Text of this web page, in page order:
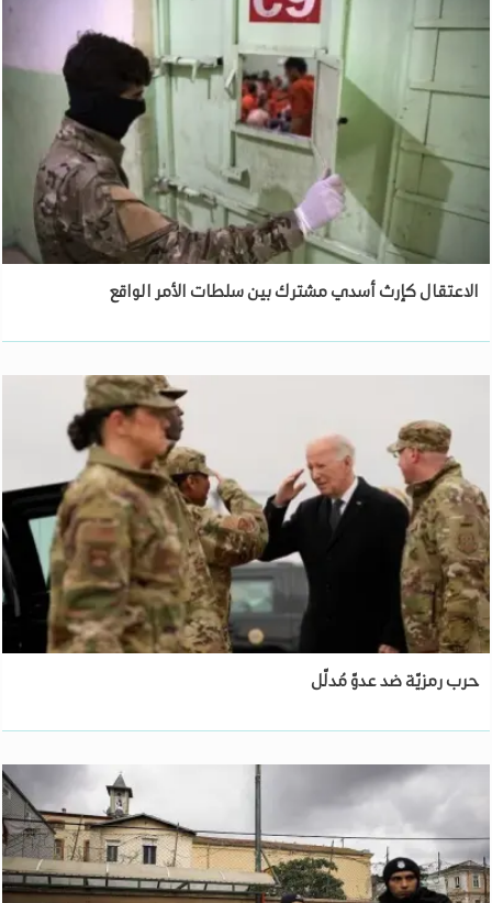
الاعتقال كإرث أسدي مشترك بين سلطات الأمر الواقع
حرب رمزيّة ضد عدوّ مُدلّل